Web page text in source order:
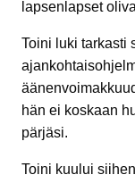
lapsenlapset
Toini luki tarkasti
hän ei koskaan
pärjäsi.
Toini kuului